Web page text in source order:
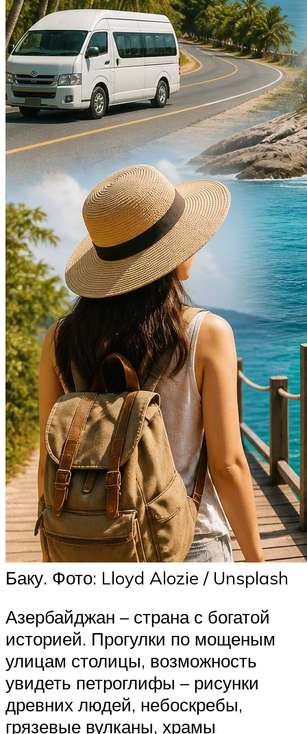
Баку. Фото: Lloyd Alozie / Unsplash
Азербайджан – страна с богатой
историей. Прогулки по мощеным
улицам столицы, возможность
увидеть петроглифы – рисунки
древних людей, небоскребы,
грязевые вулканы, храмы